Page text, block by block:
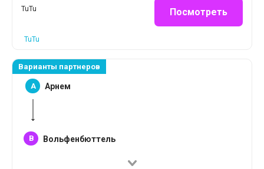
TuTu Посмотреть
TuTu
Варианты партнеров
A Арнем
B Вольфенбюттель